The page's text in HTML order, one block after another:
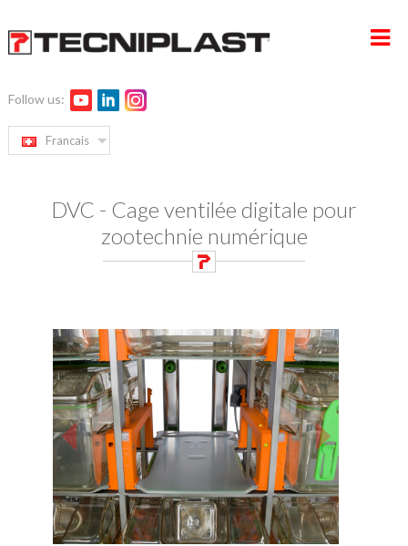
ACCUEIL
PRODUITS
SERVICE ET GESTION DES PROJETS
CONTACTS
Follow us:
Francais
DVC - Cage ventilée digitale pour
zootechnie numérique